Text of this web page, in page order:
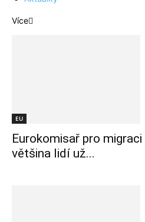
Více
EU
Eurokomisař pro
většina lidí už...